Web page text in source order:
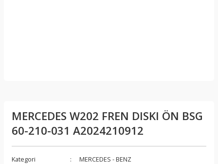
MERCEDES W202 FREN DISKI ÖN BSG
60-210-031 A2024210912
Kategori
MERCEDES - BENZ